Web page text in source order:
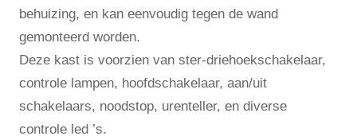
behuizing, en kan eenvoudig tegen de wand
gemonteerd worden.
Deze kast is voorzien van ster-driehoekschakelaar,
controle lampen, hoofdschakelaar, aan/uit
schakelaars, noodstop, urenteller, en diverse
controle led ’s.